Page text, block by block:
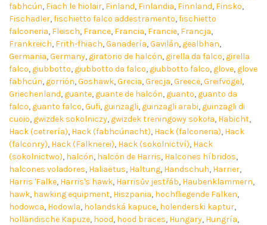
fabhcún, Fiach le hiolair, Finland, Finlandia, Finnland, Finsko,
Fischadler,fischietto falco addestramento,fischietto
falconeria, Fleisch, France, Francia, Francie, Francja,
Frankreich, Frith-fhiach,Ganadería,Gavilán, gealbhan,
Germania,Germany, giratorio de halcón, girella da falco, girella
falco, giubbotto, giubbotto da falco, giubbotto falco, glove, glove
fabhcún, gorrión,Goshawk,Grecia,Grecja,Greece,Greifvögel,
Griechenland, guante, guante de halcón, guanto, guanto da
falco, guanto falco,Gufi, guinzagli, guinzagli arabi, guinzagli di
cuoio, gwizdek sokolniczy, gwizdek treningowy sokoła, Habicht,
Hack (cetrería), Hack (fabhcúnacht), Hack (falconeria), Hack
(falconry), Hack (Falknerei), Hack (sokolnictví), Hack
(sokolnictwo), halcón, halcón de Harris, Halcones híbridos,
halcones voladores, Haliaëtus, Haltung, Handschuh, Harrier,
Harris 'Falke, Harris's hawk, Harrisův jestřáb, Haubenklammern,
hawk, hawking equipment, Hiszpania, hochfliegende Falken,
hodowca, Hodowla, holandská kapuce, holenderski kaptur,
holländische Kapuze, hood, hood braces, Hungary, Hungría,